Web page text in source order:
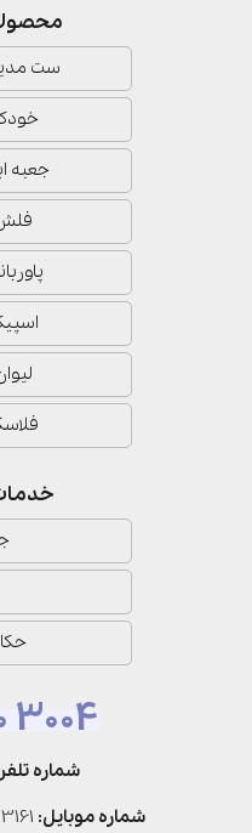
ست
جعبه
فلش
3004
شماره
شماره موبایل: